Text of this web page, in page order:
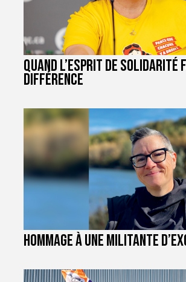
Quand l’esprit de
différence
Hommage à une militante